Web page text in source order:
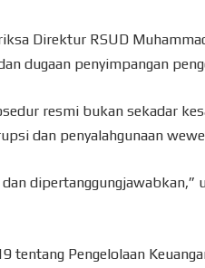
Direktur RSUD
dugaan penyimpangan
resmi bukan sekadar
dan penyalahgunaan
dipertanggungjawabkan,”
Pengelolaan